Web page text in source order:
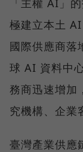
極建立本土
國際供應商落
球 AI 資料中
務商迅速增加
究機構、企業
臺灣產業供應